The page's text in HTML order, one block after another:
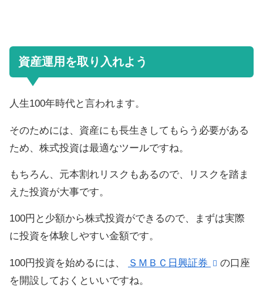
資産運用を取り入れよう
人生100年時代と言われます。
そのためには、資産にも長生きしてもらう必要がある
ため、株式投資は最適なツールですね。
もちろん、元本割れリスクもあるので、リスクを踏ま
えた投資が大事です。
100円と少額から株式投資ができるので、まずは実際
に投資を体験しやすい金額です。
100円投資を始めるには、 ＳＭＢＣ日興証券
の口座
を開設しておくといいですね。